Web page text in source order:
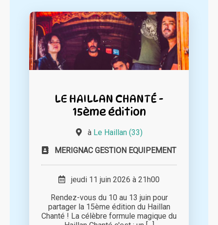
LE HAILLAN CHANTÉ -
15ème édition
à Le Haillan (33)
MERIGNAC GESTION EQUIPEMENT
jeudi 11 juin 2026 à 21h00
Rendez-vous du 10 au 13 juin pour
partager la 15ème édition du Haillan
Chanté ! La célèbre formule magique du